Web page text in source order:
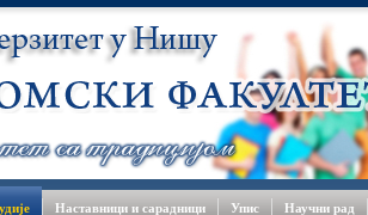
Наставници и сарадници Упис Научни рад